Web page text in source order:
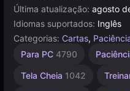
Última atualização: agosto
Idiomas suportados: Inglês
Categorias: Cartas,
Para PC 4790
Tela Cheia 1042
Alta
3574
Russos
Navegador